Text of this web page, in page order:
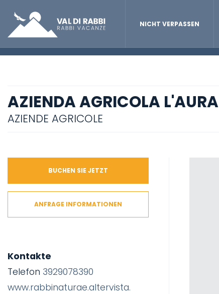
NICHT VERPASSEN
AZIENDA AGRICOLA L'AURA
AZIENDE AGRICOLE
BUCHEN SIE JETZT
ANFRAGE INFORMATIONEN
Kontakte
Telefon 3929078390
www.rabbinaturae.altervista.